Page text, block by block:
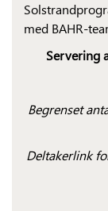
med BAHR-
Servering
Begrenset
Deltakerlink